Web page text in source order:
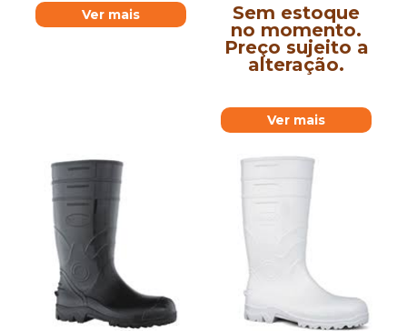
Ver mais Sem estoque
no momento.
Preço sujeito a
alteração.
Ver mais